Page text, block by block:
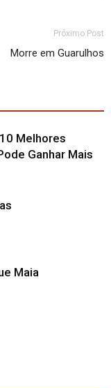
Próximo Post
Morre em Guarulhos
Melhores
Ganhar Mais
Maia